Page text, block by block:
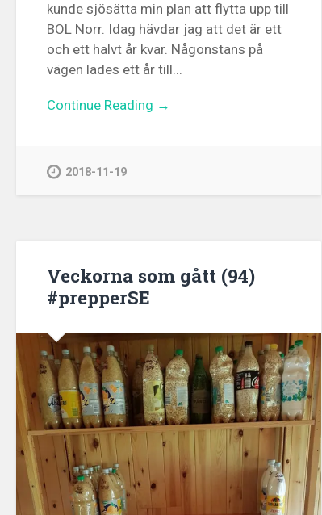
kunde sjösätta min plan att flytta upp till
BOL Norr. Idag hävdar jag att det är ett
och ett halvt år kvar. Någonstans på
vägen lades ett år till...
Continue Reading →
2018-11-19
Veckorna som gått (94)
#prepperSE